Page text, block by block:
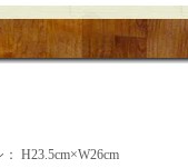
H23.5cm×W26cm